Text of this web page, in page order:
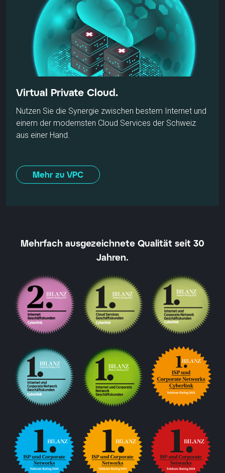
Virtual Private Cloud.
Nutzen Sie die Synergie zwischen bestem Internet und
einem der modernsten Cloud Services der Schweiz
aus einer Hand.
Mehr zu VPC
Mehrfach ausgezeichnete Qualität seit 30
Jahren.